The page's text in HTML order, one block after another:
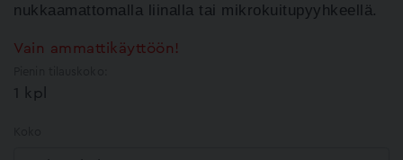
nukkaamattomalla liinalla tai mikrokuitupyyhkeellä.
Vain ammattikäyttöön!
1 kpl